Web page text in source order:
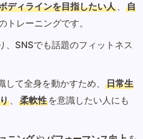
ディラインを目指したい人 、
自
トレーニングです。
、SNSでも話題のフィットネス
て全身を動かすため、
日常生
、 柔軟性 を意識したい人にも